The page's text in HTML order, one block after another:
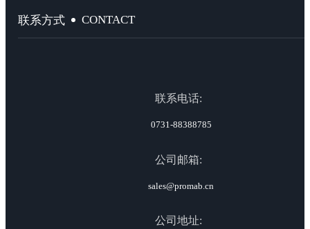
联系方式 CONTACT
联系电话:
0731-88388785
公司邮箱:
sales@promab.cn
公司地址: